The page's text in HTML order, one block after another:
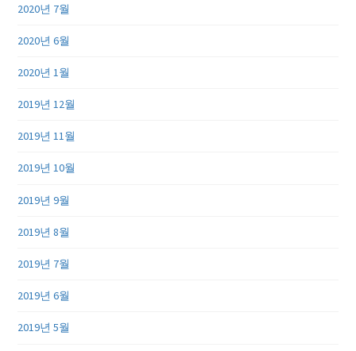
2020년 7월
2020년 6월
2020년 1월
2019년 12월
2019년 11월
2019년 10월
2019년 9월
2019년 8월
2019년 7월
2019년 6월
2019년 5월